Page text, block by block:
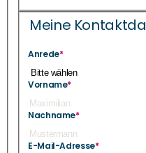
Meine
Anrede*
Vorname*
Nachname*
E-Mail-Adresse*